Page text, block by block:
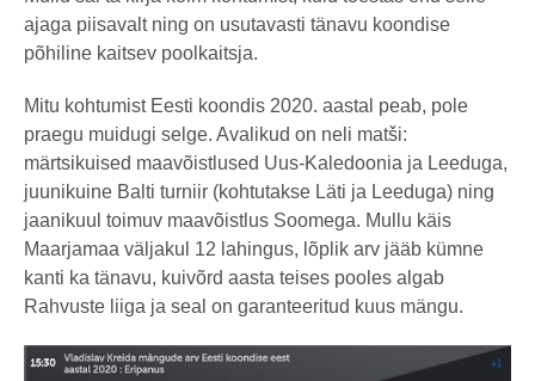
ajaga piisavalt ning on usutavasti tänavu koondise
põhiline kaitsev poolkaitsja.
Mitu kohtumist Eesti koondis 2020. aastal peab, pole
praegu muidugi selge. Avalikud on neli matši:
märtsikuised maavõistlused Uus-Kaledoonia ja Leeduga,
juunikuine Balti turniir (kohtutakse Läti ja Leeduga) ning
jaanikuul toimuv maavõistlus Soomega. Mullu käis
Maarjamaa väljakul 12 lahingus, lõplik arv jääb kümne
kanti ka tänavu, kuivõrd aasta teises pooles algab
Rahvuste liiga ja seal on garanteeritud kuus mängu.